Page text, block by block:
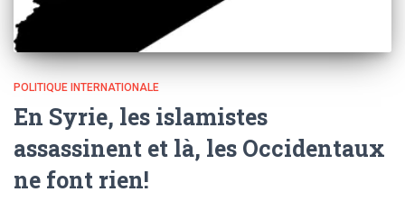
POLITIQUE INTERNATIONALE
En Syrie, les islamistes
assassinent et là, les Occidentaux
ne font rien!